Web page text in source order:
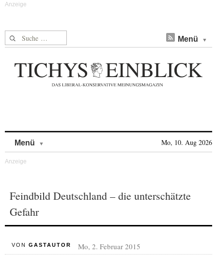
Suche nach: Menü
Menü Mo, 10. Aug 2026
Feindbild Deutschland – die unterschätzte
Gefahr
VON GASTAUTOR Mo, 2. Februar 2015